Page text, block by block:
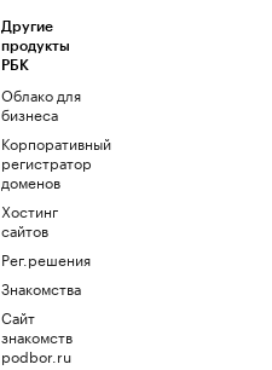
Другие
продукты
РБК
Облако для
бизнеса
Корпоративный
регистратор
доменов
Хостинг
сайтов
Рег.решения
Знакомства
Сайт
знакомств
podbor.ru